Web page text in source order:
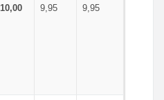
10,00 9,95 9,95